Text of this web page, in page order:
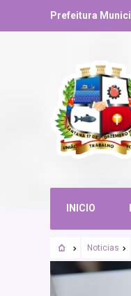
Prefeitura
INICIO
Noticias